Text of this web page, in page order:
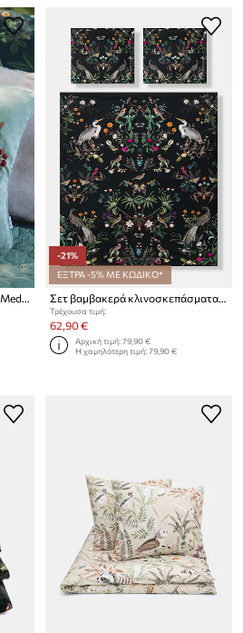
Διακοσμητική μαξιλαροθήκη Medicine
-21%
ΕΞΤΡΑ -5% ΜΕ ΚΩΔΙΚΟ*
Σετ βαμβακερά κλινοσκεπάσματα Medicine 70 x 80 cm / 200 x 200 cm
Τρέχουσα τιμή:
62,90 €
Αρχική τιμή:79,90 €
Η χαμηλότερη τιμή:79,90 €